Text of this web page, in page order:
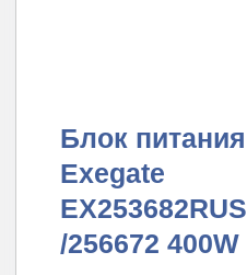
Блок питания
Exegate
EX253682RUS
/256672 400W